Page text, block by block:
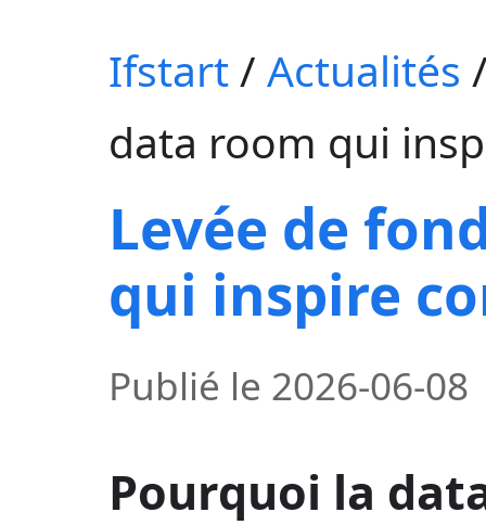
Ifstart/ Actualités
data room qui
Levée de
qui inspire
Publié le 2026-06-08
Pourquoi la